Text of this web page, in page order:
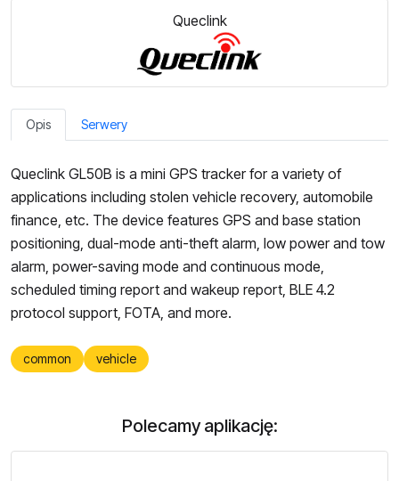
Queclink
Opis Serwery
Queclink GL50B is a mini GPS tracker for a variety of
applications including stolen vehicle recovery, automobile
finance, etc. The device features GPS and base station
positioning, dual-mode anti-theft alarm, low power and tow
alarm, power-saving mode and continuous mode,
scheduled timing report and wakeup report, BLE 4.2
protocol support, FOTA, and more.
common vehicle
Polecamy aplikację: